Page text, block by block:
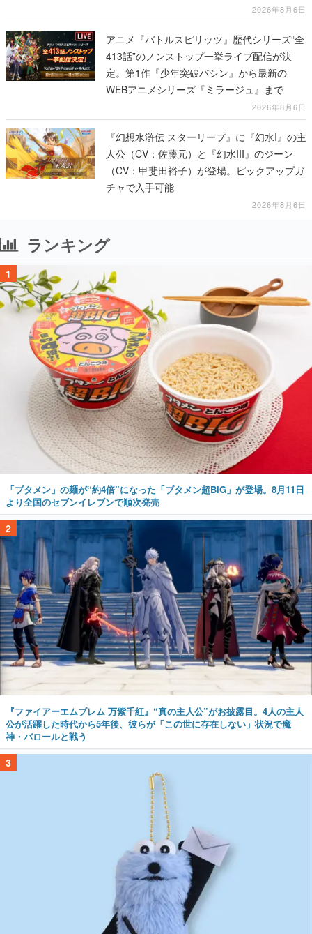
2026年8月6日
アニメ『バトルスピリッツ』歴代シリーズ“全
413話”のノンストップ一挙ライブ配信が決
定。第1作『少年突破バシン』から最新の
WEBアニメシリーズ『ミラージュ』まで
2026年8月6日
『幻想水滸伝 スターリープ』に『幻水I』の主
人公（CV：佐藤元）と『幻水III』のジーン
（CV：甲斐田裕子）が登場。ピックアップガ
チャで入手可能
2026年8月6日
ランキング
1
「ブタメン」の麺が“約4倍”になった「ブタメン超BIG」が登場。8月11日
より全国のセブンイレブンで順次発売
2
『ファイアーエムブレム 万紫千紅』“真の主人公”がお披露目。4人の主人
公が活躍した時代から5年後、彼らが「この世に存在しない」状況で魔
神・バロールと戦う
3